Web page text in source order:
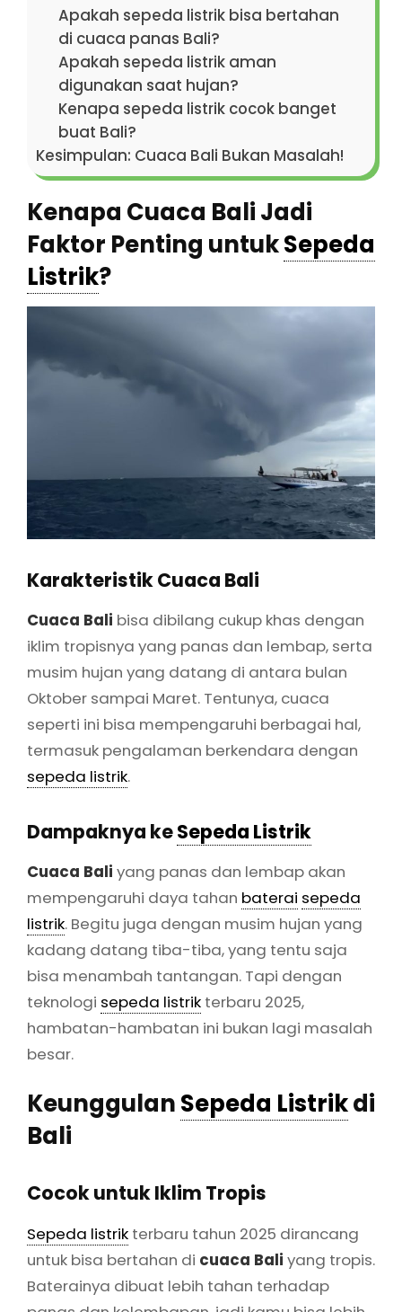
Apakah sepeda listrik bisa bertahan
di cuaca panas Bali?
Apakah sepeda listrik aman
digunakan saat hujan?
Kenapa sepeda listrik cocok banget
buat Bali?
Kesimpulan: Cuaca Bali Bukan Masalah!
Kenapa Cuaca Bali Jadi
Faktor Penting untukSepeda
Listrik?
Karakteristik Cuaca Bali
Cuaca Bali bisa dibilang cukup khas dengan
iklim tropisnya yang panas dan lembap, serta
musim hujan yang datang di antara bulan
Oktober sampai Maret. Tentunya, cuaca
seperti ini bisa mempengaruhi berbagai hal,
termasuk pengalaman berkendara dengan
sepeda listrik.
Dampaknya keSepeda Listrik
Cuaca Bali yang panas dan lembap akan
mempengaruhi daya tahan baterai sepeda
listrik. Begitu juga dengan musim hujan yang
kadang datang tiba-tiba, yang tentu saja
bisa menambah tantangan. Tapi dengan
teknologi sepeda listrik terbaru 2025,
hambatan-hambatan ini bukan lagi masalah
besar.
KeunggulanSepeda Listrikdi
Bali
Cocok untuk Iklim Tropis
Sepeda listrik terbaru tahun 2025 dirancang
untuk bisa bertahan di cuaca Bali yang tropis.
Baterainya dibuat lebih tahan terhadap